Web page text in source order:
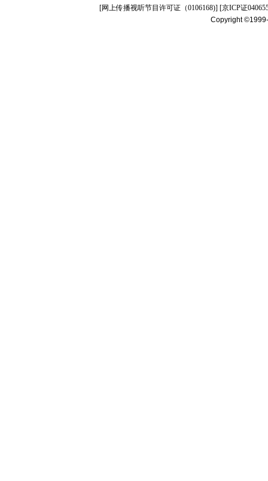
[网上传播视听节目许可证（0106168)] [京ICP证
Copyright